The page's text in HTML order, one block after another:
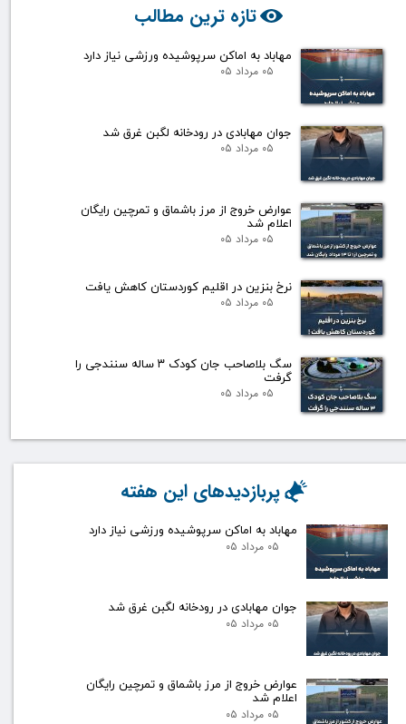
تازه ترین مطالب
مهاباد به اماکن سرپوشیده ورزشی نیاز دارد
۰۵ مرداد ۰۵
جوان مهابادی در رودخانه لگبن غرق شد
۰۵ مرداد ۰۵
عوارض خروج از مرز باشماق و تمرچین رایگان
اعلام شد
۰۵ مرداد ۰۵
نرخ بنزین در اقلیم کوردستان کاهش یافت
۰۵ مرداد ۰۵
سگ بلاصاحب جان کودک ۳ ساله سنندجی را
گرفت
۰۵ مرداد ۰۵
مهاباد به اماکن سرپوشیده ورزشی نیاز دارد
۰۵ مرداد ۰۵
جوان مهابادی در رودخانه لگبن غرق شد
۰۵ مرداد ۰۵
عوارض خروج از مرز باشماق و تمرچین رایگان
اعلام شد
۰۵ مرداد ۰۵
پربازدیدهای این هفته